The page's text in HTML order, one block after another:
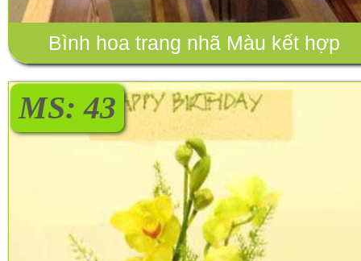
Bình hoa trang nhã Màu kết hợp
MS: 43